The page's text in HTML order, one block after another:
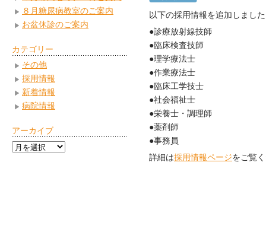
以下の採用情報を追加しまし
●診療放射線技師
●臨床検査技師
●理学療法士
●作業療法士
●臨床工学技士
●社会福祉士
●栄養士・調理師
●薬剤師
●事務員
詳細は採用情報ページをご覧
８月糖尿病教室のご案内
お盆休診のご案内
カテゴリー
その他
採用情報
新着情報
病院情報
アーカイブ
ア